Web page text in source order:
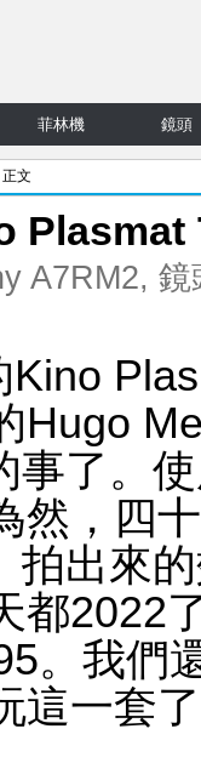
菲林機 鏡頭
文
Plasmat
A7RM2, 鏡
Hugo
事了。
然，四
拍出來
都2022
。我們
這一套